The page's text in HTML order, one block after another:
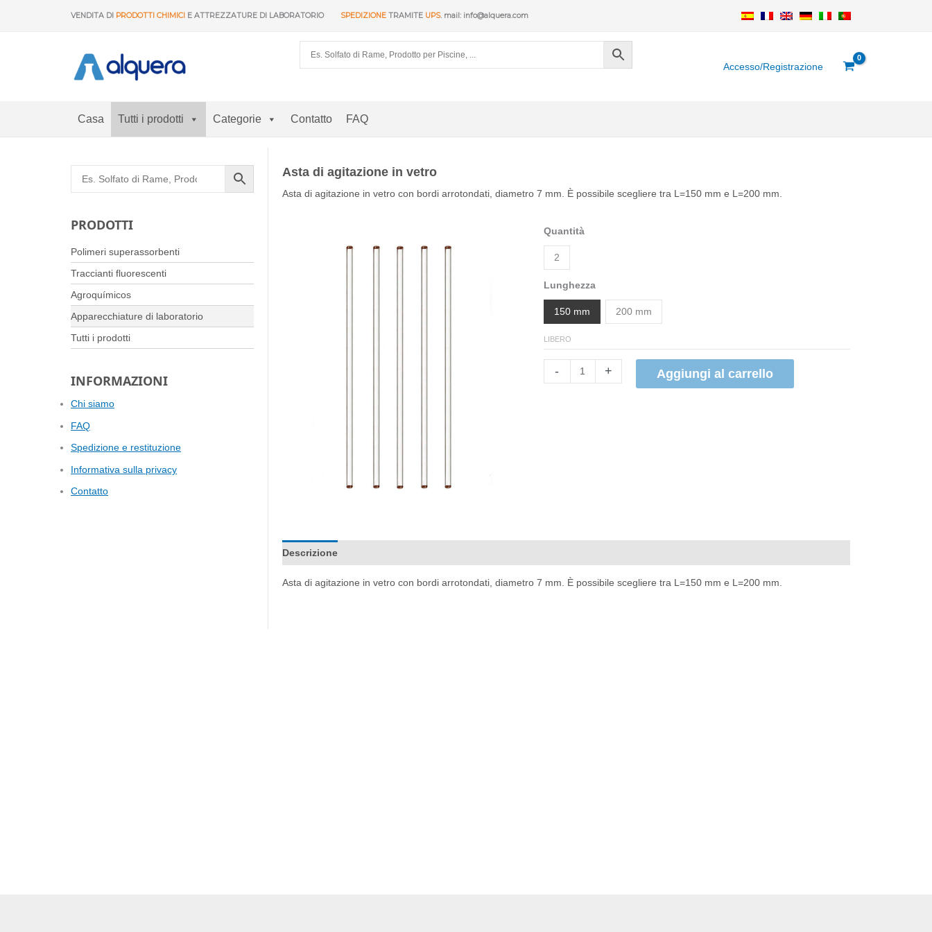
VENDITA DI PRODOTTI CHIMICI E ATTREZZATURE DI LABORATORIO SPEDIZIONE TRAMITE UPS. mail: info@alquera.com
Accesso/Registrazione
Casa Tutti i prodotti Categorie Contatto FAQ
PRODOTTI
Polimeri superassorbenti
Traccianti fluorescenti
Agroquímicos
Apparecchiature di laboratorio
Tutti i prodotti
INFORMAZIONI
Chi siamo
FAQ
Spedizione e restituzione
Informativa sulla privacy
Contatto
Asta di agitazione in vetro
Asta di agitazione in vetro con bordi arrotondati, diametro 7 mm. È possibile scegliere tra L=150 mm e L=200 mm.
Quantità
2
Lunghezza
150 mm 200 mm
LIBERO
-
de
+ Aggiungi al carrello
Descrizione
Asta di agitazione in vetro con bordi arrotondati, diametro 7 mm. È possibile scegliere tra L=150 mm e L=200 mm.